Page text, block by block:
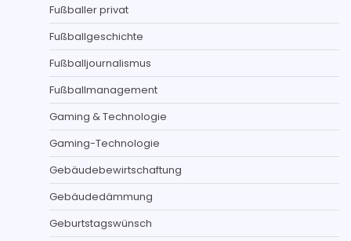
Fußballer privat
Fußballgeschichte
Fußballjournalismus
Fußballmanagement
Gaming & Technologie
Gaming-Technologie
Gebäudebewirtschaftung
Gebäudedämmung
Geburtstagswünsch